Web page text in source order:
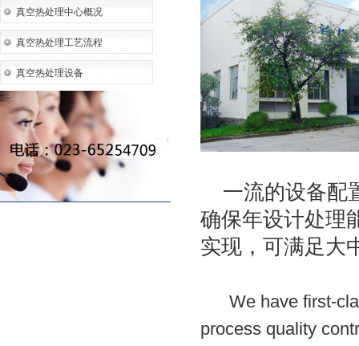
真空热处理中心概况
真空热处理工艺流程
真空热处理设备
一流的设备配
确保年设计处理
实现，可满足大
We have first-
process quality